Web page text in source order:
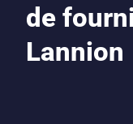
de
Lannion